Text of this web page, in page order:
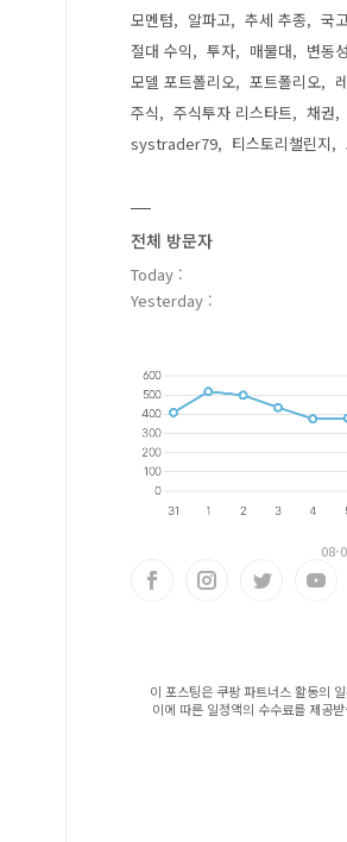
모멘텀 알파고 추세 추종
국
절대 수익
투자 매물대 변동성
모델 포트폴리오
포트폴리오
주식
주식투자 리스타트
채권
systrader79
티스토리챌린지
전체 방문자
Today :
Yesterday :
08-
이 포스팅은 쿠팡 파트너스 활동의
이에 따른 일정액의 수수료를 제공